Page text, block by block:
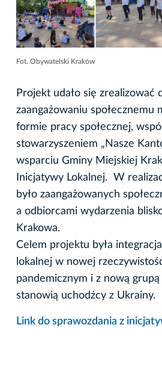
Fot. Obywatelski Kraków
Projekt udało się zrealizować
zaangażowaniu społecznemu
formie pracy społecznej,
stowarzyszeniem „Nasze
wsparciu Gminy Miejskiej
Inicjatywy Lokalnej. W
było zaangażowanych
a odbiorcami wydarzenia
Krakowa.
Celem projektu była
lokalnej w nowej
pandemicznym i z nową grupą
stanowią uchodźcy z Ukrainy.
Link do sprawozdania z